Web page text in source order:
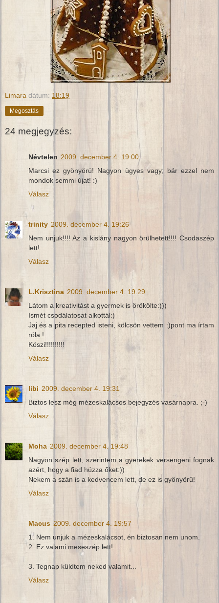
Limara dátum: 18:19
Megosztás
24 megjegyzés:
Névtelen 2009. december 4. 19:00
Marcsi ez gyönyörü! Nagyon ügyes vagy; bár ezzel nem
mondok semmi újat! :)
Válasz
trinity 2009. december 4. 19:26
Nem unjuk!!!! Az a kislány nagyon örülhetett!!!! Csodaszép
lett!
Válasz
L.Krisztina 2009. december 4. 19:29
Látom a kreativitást a gyermek is örökölte:)))
Ismét csodálatosat alkottál:)
Jaj és a pita recepted isteni, kölcsön vettem :)pont ma írtam
róla !
Köszi!!!!!!!!!!
Válasz
libi 2009. december 4. 19:31
Biztos lesz még mézeskalácsos bejegyzés vasárnapra. ;-)
Válasz
Moha 2009. december 4. 19:48
Nagyon szép lett, szerintem a gyerekek versengeni fognak
azért, hogy a fiad húzza őket:))
Nekem a szán is a kedvencem lett, de ez is gyönyörű!
Válasz
Macus 2009. december 4. 19:57
1. Nem unjuk a mézeskalácsot, én biztosan nem unom.
2. Ez valami meseszép lett!
3. Tegnap küldtem neked valamit...
Válasz